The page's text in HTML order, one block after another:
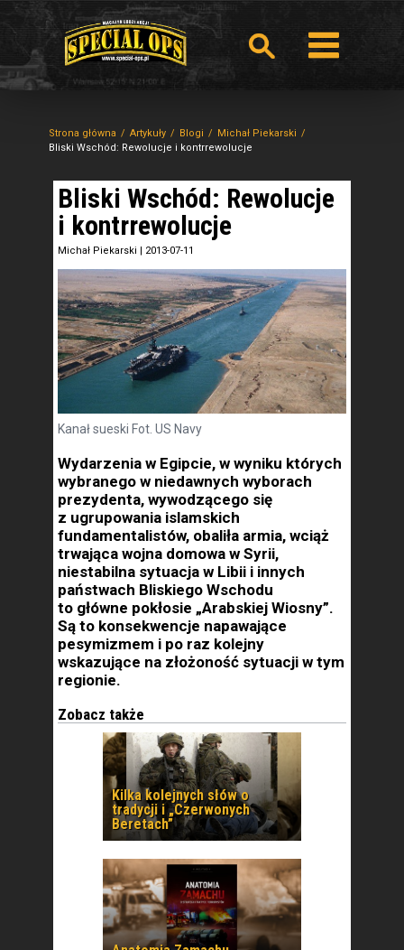
Strona główna Artykuły Blogi
Michał Piekarski
Bliski Wschód: Rewolucje i kontrrewolucje
Bliski Wschód: Rewolucje
i kontrrewolucje
Michał Piekarski | 2013-07-11
Kanał sueski Fot. US Navy
Wydarzenia w Egipcie, w wyniku których
wybranego w niedawnych wyborach
prezydenta, wywodzącego się
z ugrupowania islamskich
fundamentalistów, obaliła armia, wciąż
trwająca wojna domowa w Syrii,
niestabilna sytuacja w Libii i innych
państwach Bliskiego Wschodu
to główne pokłosie „Arabskiej Wiosny”.
Są to konsekwencje napawające
pesymizmem i po raz kolejny
wskazujące na złożoność sytuacji w tym
regionie.
Zobacz także
Kilka kolejnych słów o
tradycji i „Czerwonych
Beretach”